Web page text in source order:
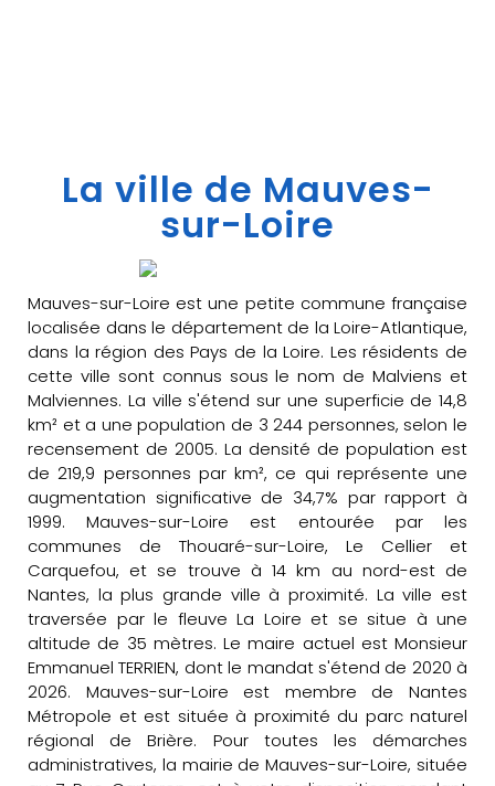
La ville de Mauves-
sur-Loire
Mauves-sur-Loire est une petite commune française
localisée dans le département de la Loire-Atlantique,
dans la région des Pays de la Loire. Les résidents de
cette ville sont connus sous le nom de Malviens et
Malviennes. La ville s'étend sur une superficie de 14,8
km² et a une population de 3 244 personnes, selon le
recensement de 2005. La densité de population est
de 219,9 personnes par km², ce qui représente une
augmentation significative de 34,7% par rapport à
1999. Mauves-sur-Loire est entourée par les
communes de Thouaré-sur-Loire, Le Cellier et
Carquefou, et se trouve à 14 km au nord-est de
Nantes, la plus grande ville à proximité. La ville est
traversée par le fleuve La Loire et se situe à une
altitude de 35 mètres. Le maire actuel est Monsieur
Emmanuel TERRIEN, dont le mandat s'étend de 2020 à
2026. Mauves-sur-Loire est membre de Nantes
Métropole et est située à proximité du parc naturel
régional de Brière. Pour toutes les démarches
administratives, la mairie de Mauves-sur-Loire, située